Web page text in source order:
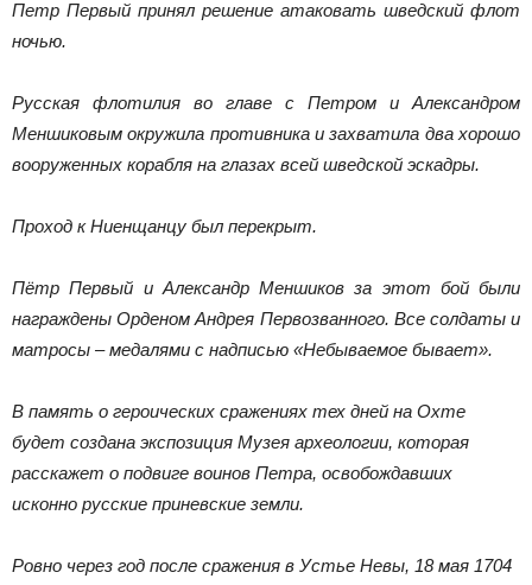
Петр Первый принял решение атаковать шведский флот
ночью.
Русская флотилия во главе с Петром и Александром
Меншиковым окружила противника и захватила два хорошо
вооруженных корабля на глазах всей шведской эскадры.
Проход к Ниенщанцу был перекрыт.
Пётр Первый и Александр Меншиков за этот бой были
награждены Орденом Андрея Первозванного. Все солдаты и
матросы – медалями с надписью «Небываемое бывает».
В память о героических сражениях тех дней на Охте
будет создана экспозиция Музея археологии, которая
расскажет о подвиге воинов Петра, освобождавших
исконно русские приневские земли.
Ровно через год после сражения в Устье Невы, 18 мая 1704